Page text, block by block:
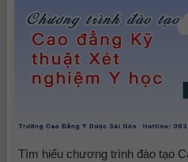
Tìm hiểu chương trình đào tạo